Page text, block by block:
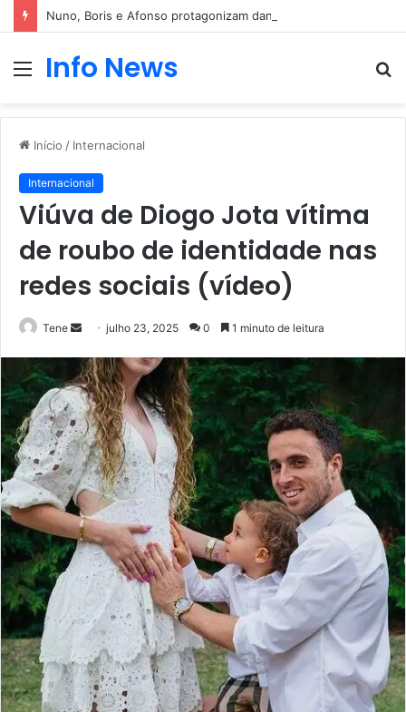
Nuno, Boris e Afonso protagonizam dança sensual
Menu
Info News
Início / Internacional
Internacional
Viúva de Diogo Jota vítima
de roubo de identidade nas
redes sociais (vídeo)
Tene
Mande
e-
mail
julho 23, 2025 0 1 minuto de leitura